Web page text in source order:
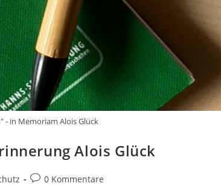
- in Memoriam Alois Glück
Alois Glück
Beitrags-
0 Kommentare